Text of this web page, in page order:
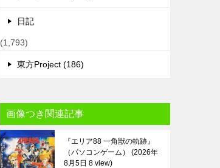
日記
(1,793)
東方Project (186)
画像つき関連記事
『エリア88 一角獣の軌跡』
（パソコンゲーム）
2026年
8月5日 8 view